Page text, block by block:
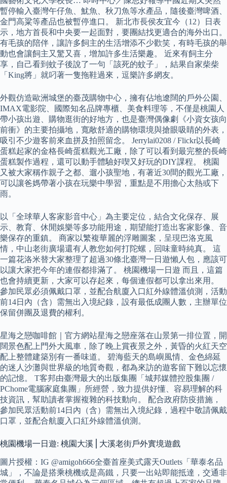
暫停輸入臺灣午仔魚、魷魚、秋刀魚等水產品，隨後臺灣啤酒、
金門高粱等產品也被暫停進口。 新北市長侯友宜今（12）日表
示，地方首長和中央要一起面對，要團結找更適合的海外出口。
有毛孩的陪伴，讓許多飼主的生活增添不少歡笑，有時毛孩的舉
動也會讓飼主又驚又喜，增加許多生活樂趣。 近來有飼主分
享，自己看到蚊子後說了一句「該死的蚊子」，結果自家柴柴
「King將」就叼著一隻拖鞋過來，逗樂許多網友。
外觀仿造歐洲城堡的臺茂購物中心，擁有佔地遼闊的戶外公園、
IMAX電影院、國際知名品牌專櫃、美食料理等，不僅是桃園人
帶小孩出遊、購物逛街的好地方，也是臺灣偶像劇《小資女孩向
前衝》的主要拍攝地，寬敞舒適的購物環境與搶眼吸睛的外表，
吸引不少遊客前來血拼及拍照留念。 Jerrylai0208 / Flickr以長崎
蛋糕起家的金格長崎蛋糕觀光工廠，除了可以看到最完整的長崎
蛋糕製作過程，還可以動手體驗好喫又好玩的DIY課程。 桃園
又被大家稱作親子之都、遛小孩聖地，有著近30間的觀光工廠，
可以讓爸媽帶著小孩在玩樂中學習，重點是不用擔心太熱或下
雨。
以「全球華人客家影音中心」為主要定位，結合文化保存、展
示、教育、休閒娛樂等多功能用途，期望能打造出客家影像、音
樂保存的重鎮。 商家以繁複華麗的浮雕圖案，呈現巴洛克風
情，中山老街廣場還有人教您如何打陀螺，回味童時純真。 這
一篇花洛米替大家整理了超過30條北臺灣一日遊懶人包，應該可
以讓大家把今年的連假都排滿了。 桃園機場一日遊 而且，這篇
也會持續更新，大家可以存起來，每個連假都可以拿出來用。
參加民眾必須佩戴口罩，並配合航廈入口紅外線體溫偵測，活動
前14日內（含）需無出入境紀錄，設有最低成團人數，主辦單位
保留併團及退費的權利。
星海之戀咖啡館｜官方網站星海之戀座落在山景第一排位置，開
闊景色配上門外大風車，除了晚上賞夜景之外，黃昏的火紅天空
配上整體建築別有一番味道。 碧海藍天的島嶼風情、金色綿延
的迷人沙灘與世界級的地質奇觀，都為來訪的遊客留下難以忘懷
的記憶。 T客邦由臺灣最大的出版集團「城邦媒體控股集團 /
PChome電腦家庭集團」所經營，致力提供好懂、容易理解的科
技資訊，幫助讀者掌握複雜的科技動向。 配合政府防疫措施，
參加民眾活動前14日內（含）需無出入境紀錄，過程中敬請佩戴
口罩，並配合航廈入口紅外線體溫偵測。
桃園機場一日遊: 桃園大溪⎪大溪老街戶外實境遊戲
圖片授權：IG @amigoh666全臺首座美式露天Outlets「華泰名品
城」，不論是搭乘桃機或是高鐵，只要一出站即能抵達，交通非